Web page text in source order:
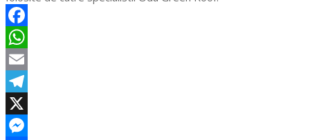
Facebook
WhatsApp
Email
Telegram
X